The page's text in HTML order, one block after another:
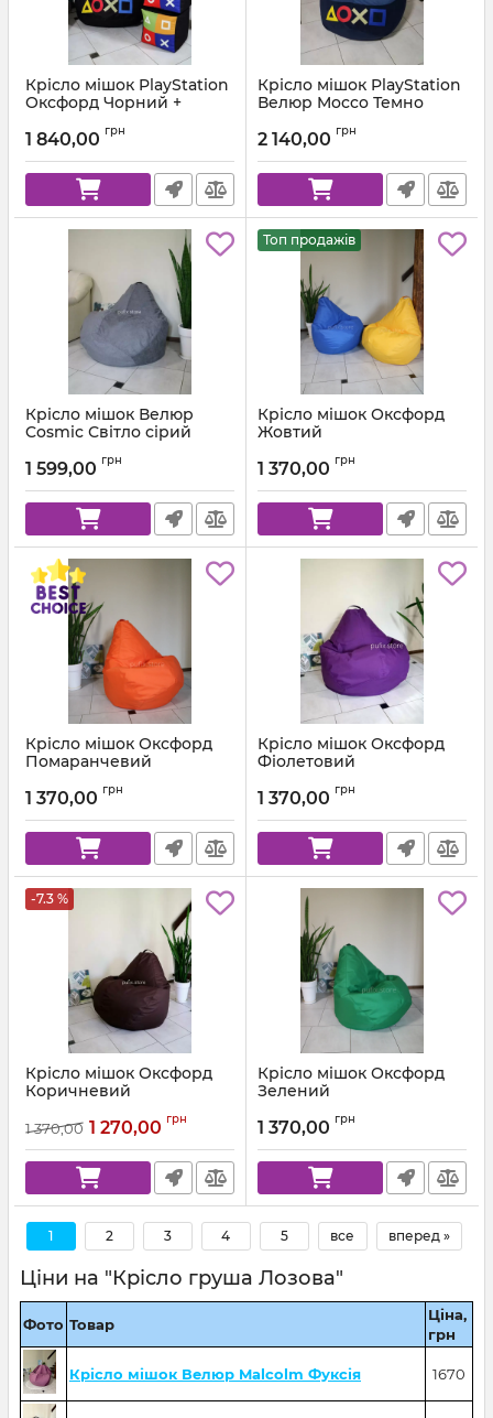
Крісло мішок PlayStation
Оксфорд Чорний +
Артикул: km-ps-ox-001-162-xl
1 840,00 грн
Крісло мішок PlayStation
Велюр Mocco Темно
Артикул: km-ps-mocco-88-84-xl
2 140,00 грн
Крісло мішок Велюр
Cosmic Світло сірий
1 599,00 грн
Топ продажів
Крісло мішок Оксфорд
Жовтий
1 370,00 грн
Крісло мішок Оксфорд
Помаранчевий
1 370,00 грн
Крісло мішок Оксфорд
Фіолетовий
1 370,00 грн
-7.3 %
Крісло мішок Оксфорд
Коричневий
1 370,00 1 270,00 грн
Крісло мішок Оксфорд
Зелений
1 370,00 грн
1 2 3 4 5 все вперед »
Ціни на "Крісло груша Лозова"
Фото Товар
Ціна,
грн
Крісло мішок Велюр Malcolm Фуксія 1670